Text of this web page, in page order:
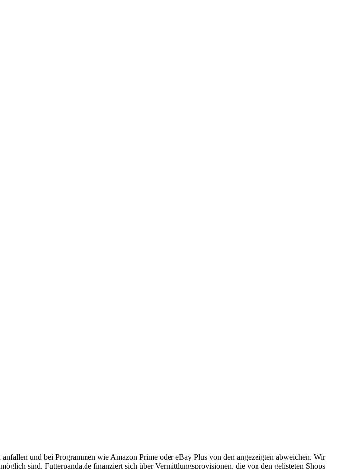
und bei Programmen wie Amazon Prime oder eBay Plus von den angezeigten abweichen. Wir
sind. Futterpanda.de finanziert sich über Vermittlungsprovisionen, die von den gelisteten Shops